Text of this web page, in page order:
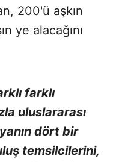
200'ü aşkın
ye alacağını
farklı
uluslararası
dört bir
temsilcilerini,